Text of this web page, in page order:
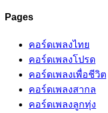
Pages
คอร์ดเพลงไทย
คอร์ดเพลงโปรด
คอร์ดเพลงเพื่อชีวิต
คอร์ดเพลงสากล
คอร์ดเพลงลูกทุ่ง